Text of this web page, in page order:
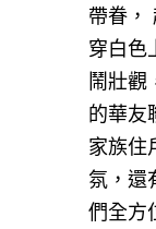
帶眷，
穿白色
鬧壯觀
的華友
家族住
氛，還
們全方